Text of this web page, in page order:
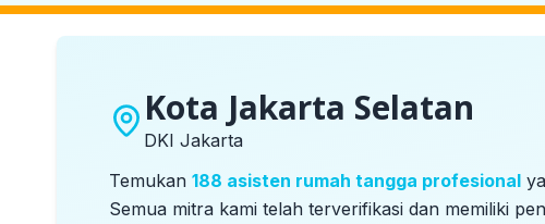
Kota Jakarta Selatan
DKI Jakarta
Temukan 188 asisten rumah tangga profesional
Semua mitra kami telah terverifikasi dan memiliki